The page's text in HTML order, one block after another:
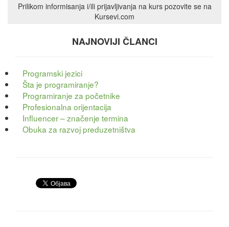
Prilikom informisanja i/ili prijavljivanja na kurs pozovite se na
Kursevi.com
NAJNOVIJI ČLANCI
Programski jezici
Šta je programiranje?
Programiranje za početnike
Profesionalna orijentacija
Influencer – značenje termina
Obuka za razvoj preduzetništva